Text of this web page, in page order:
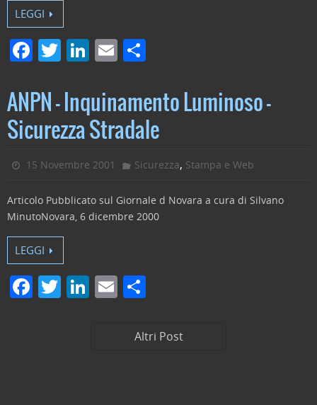
LEGGI
F
c
e
b
o
k
T
itt
er
Li
k
e
dI
n
E
ai
l
n
di
vi
di
ANPN – Inquinamento Luminoso –
Sicurezza Stradale
15 Novembre 2001 Sicurezza, Stampa e Web
Articolo Pubblicato sul Giornale d Novara a cura di Silvano
MinutoNovara, 6 dicembre 2000
LEGGI
F T Li E
ai n
Altri Post